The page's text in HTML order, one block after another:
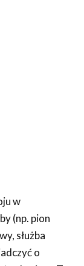
w
(np. pion
służba
o